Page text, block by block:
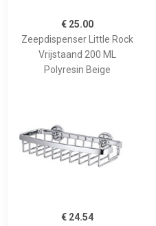
€ 25.00
Zeepdispenser Little Rock
Vrijstaand 200 ML
Polyresin Beige
€ 24.54